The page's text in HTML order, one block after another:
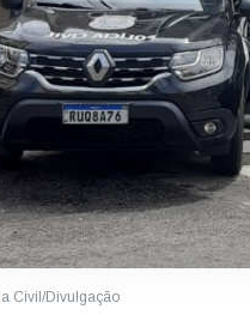
Civil/Divulgação